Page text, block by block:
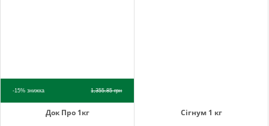
-15%знижка 1,355.85грн
Док Про 1кг Сігнум 1 кг